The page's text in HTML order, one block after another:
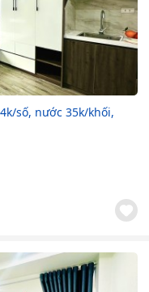
số, nước 35k/khối,